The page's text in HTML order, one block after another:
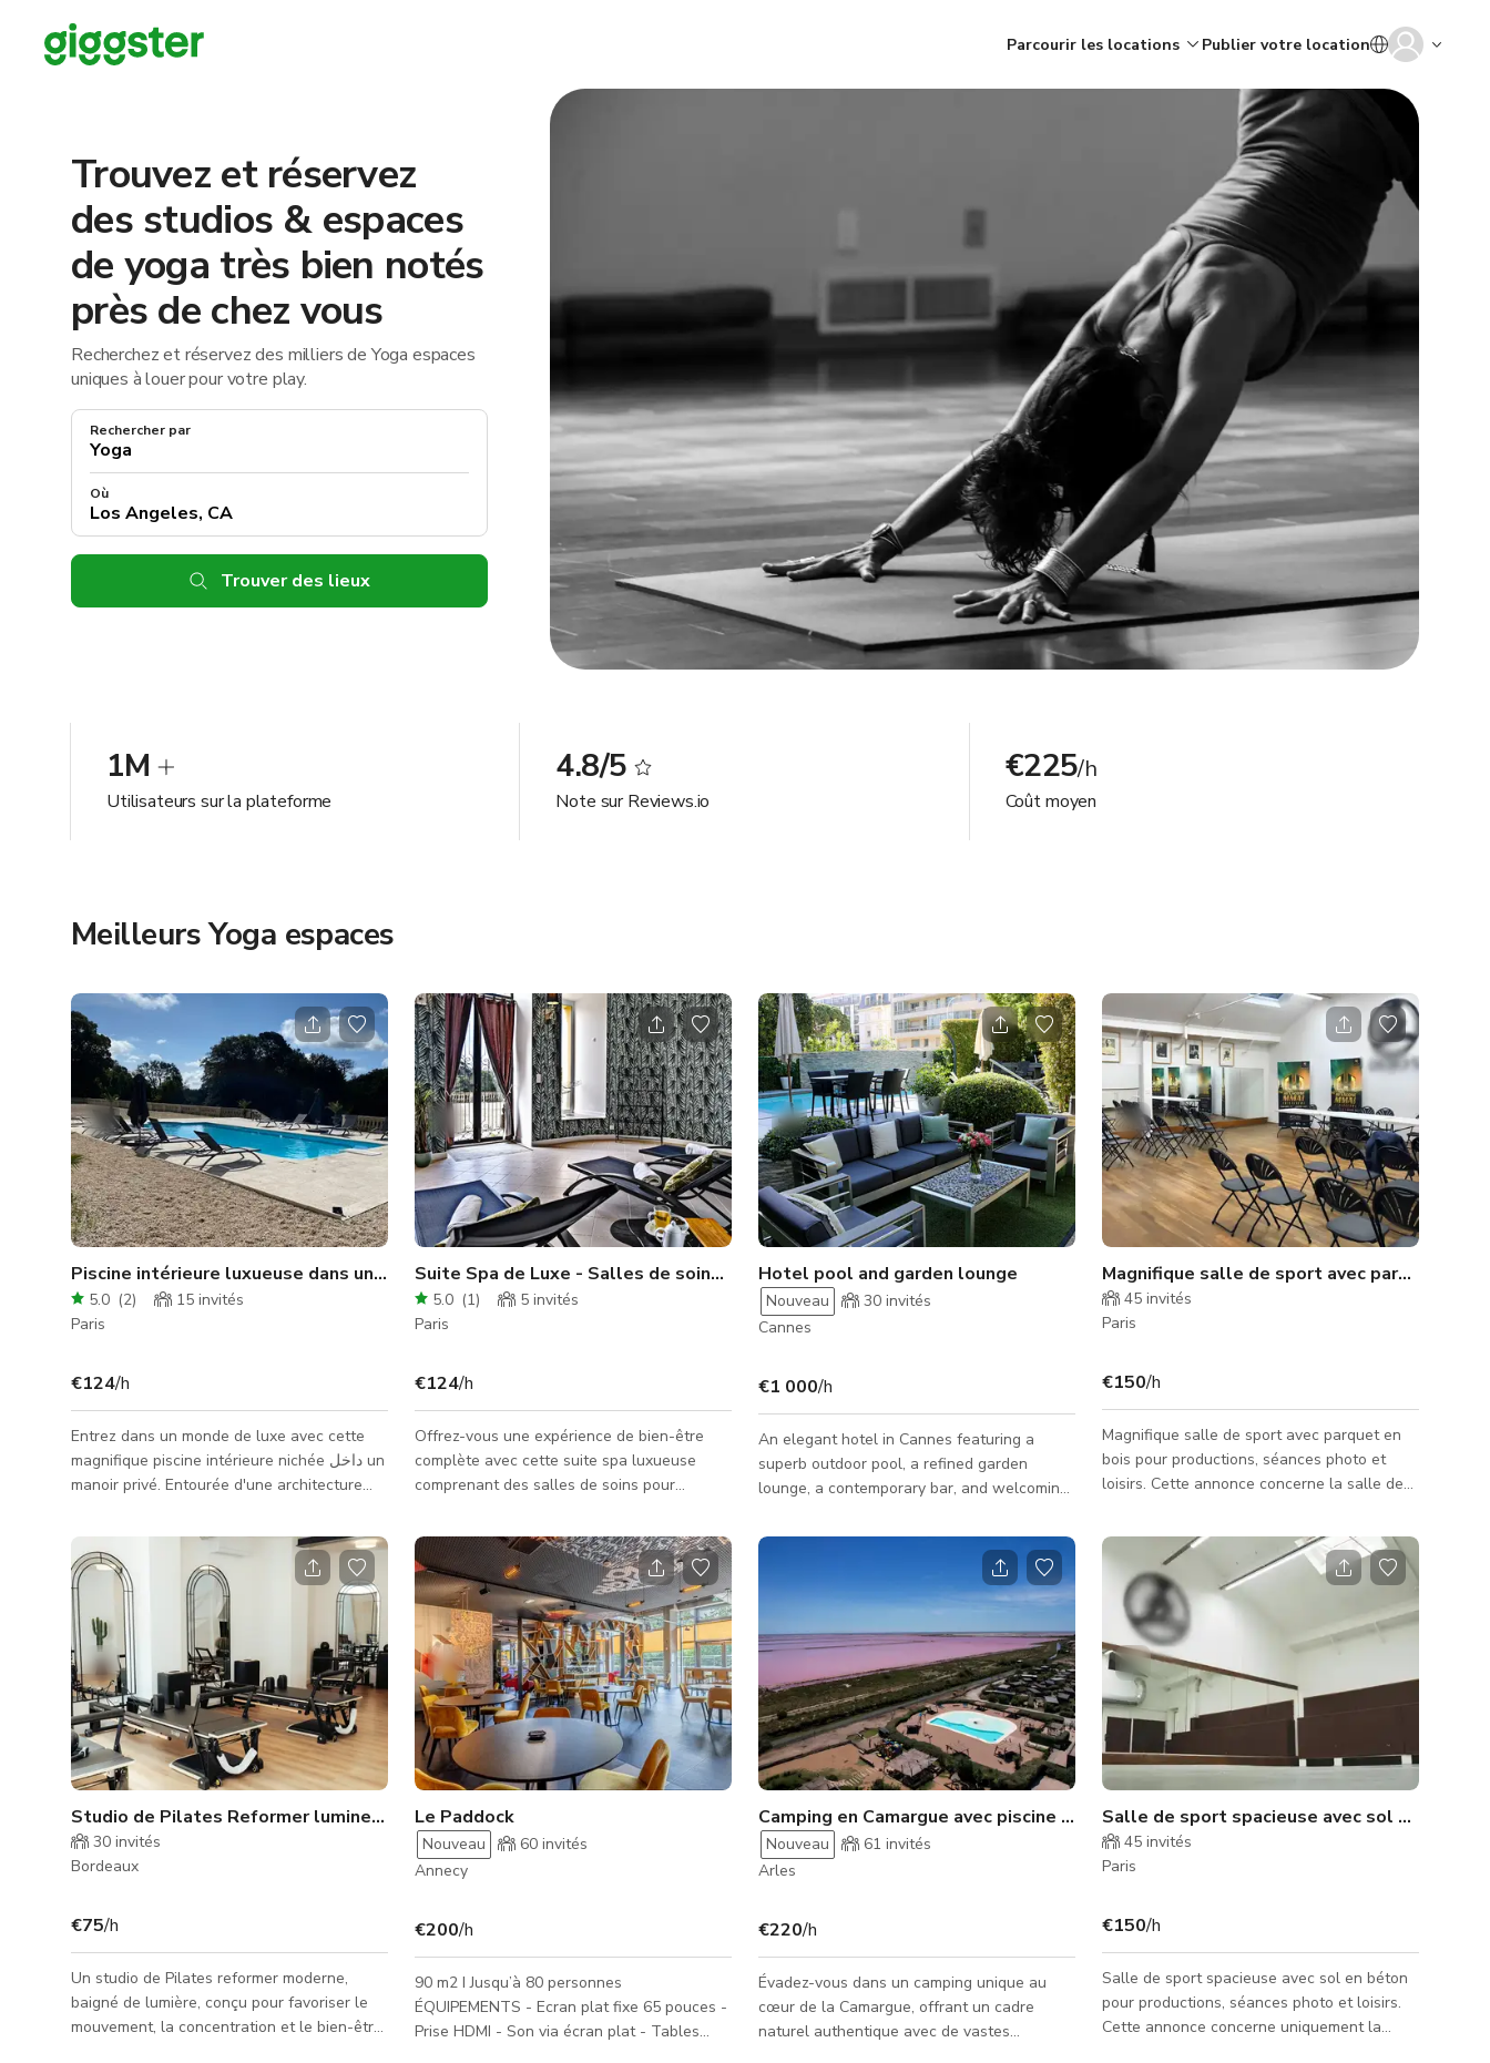
Parcourir les locations Publier votre location
Trouvez et réservez
des studios & espaces
de yoga très bien notés
près de chez vous
Recherchez et réservez des milliers de Yoga espaces
uniques à louer pour votre play.
Rechercher par
Où
Trouver des lieux
1M
Utilisateurs sur la plateforme
4.8/5
Note sur Reviews.io
€225/h
Coût moyen
Meilleurs Yoga espaces
Piscine intérieure luxueuse dans un manoir privé
5.0 (2) 15 invités
Paris
€124/h
Entrez dans un monde de luxe avec cette
magnifique piscine intérieure nichée داخل un
manoir privé. Entourée d'une architecture
vaste zone de piscine offre une atmosphère
sereine et haut de gamme parfaite pour les
productions cinématographiques, les
séances photo, les événements privés ou
les expériences de bien-être. L'espace
comprend une piscine de grande taille avec
une eau cristalline, de hauts plafonds et un
éclairage naturel ou
Suite Spa de Luxe - Salles de soins pour couples, sauna et hammam
5.0 (1) 5 invités
Paris
€124/h
Offrez-vous une expérience de bien-être
complète avec cette suite spa luxueuse
comprenant des salles de soins pour
et un authentique bain turc. Conçu pour la
détente et le rajeunissement, cet espace
serein offre une atmosphère raffinée et
tranquille, parfaite pour les services de spa,
les retraites bien-être, les séances photo et
les productions cinématographiques. Les
salles de soins pour couples offrent un
cadre intime et apaisant idéal pour
Hotel pool and garden lounge
Nouveau 30 invités
Cannes
€1 000/h
An elegant hotel in Cannes featuring a
superb outdoor pool, a refined garden
lounge, a contemporary bar, and welcoming
and photo shoots, commercials, brand
activations, private events, receptions, and
corporate gatherings. It offers a relaxed
Mediterranean atmosphere as well as
flexible indoor and outdoor spaces, perfect
for both productions and special events.
Magnifique salle de sport avec parquet en bois
45 invités
Paris
€150/h
Magnifique salle de sport avec parquet en
bois pour productions, séances photo et
loisirs. Cette annonce concerne la salle de
au moins 40 personnes. Idéal pour des
scènes impliquant une salle de sport ou un
dojo. Peut accueillir des équipes de
production et du matériel. Faites-nous savoir
ce dont vous avez besoin et quand vous en
avez besoin !
Studio de Pilates Reformer lumineux avec salon bien-être
30 invités
Bordeaux
€75/h
Un studio de Pilates reformer moderne,
baigné de lumière, conçu pour favoriser le
mouvement, la concentration et le bien-être.
Le Paddock
Nouveau 60 invités
Annecy
€200/h
90 m2 I Jusqu’à 80 personnes
ÉQUIPEMENTS - Ecran plat fixe 65 pouces -
Prise HDMI - Son via écran plat - Tables
Camping en Camargue avec piscine et espaces événementiels
Nouveau 61 invités
Arles
€220/h
Évadez-vous dans un camping unique au
cœur de la Camargue, offrant un cadre
naturel authentique avec de vastes
Salle de sport spacieuse avec sol en béton
45 invités
Paris
€150/h
Salle de sport spacieuse avec sol en béton
pour productions, séances photo et loisirs.
Cette annonce concerne uniquement la